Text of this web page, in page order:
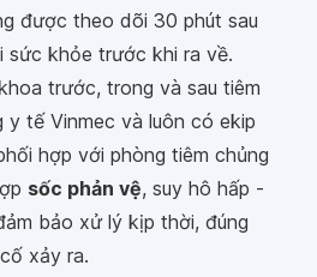
được theo dõi 30 phút sau
sức khỏe trước khi ra về.
trước, trong và sau tiêm
y tế Vinmec và luôn có ekip
hợp với phòng tiêm chủng
sốc phản vệ, suy hô hấp -
bảo xử lý kịp thời, đúng
xảy ra.